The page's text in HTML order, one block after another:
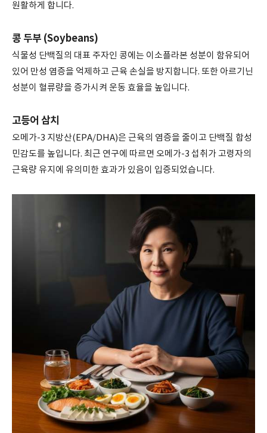
원활하게 합니다.
콩 두부 (Soybeans)
식물성 단백질의 대표 주자인 콩에는 이소플라본 성분이 함유되어
있어 만성 염증을 억제하고 근육 손실을 방지합니다. 또한 아르기닌
성분이 혈류량을 증가시켜 운동 효율을 높입니다.
고등어 삼치
오메가-3 지방산(EPA/DHA)은 근육의 염증을 줄이고 단백질 합성
민감도를 높입니다. 최근 연구에 따르면 오메가-3 섭취가 고령자의
근육량 유지에 유의미한 효과가 있음이 입증되었습니다.